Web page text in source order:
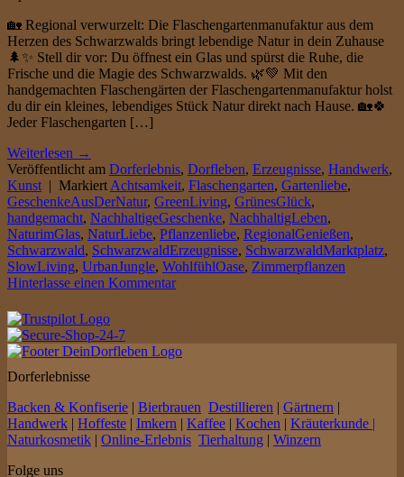
🏡 Regional verwurzelt: Die Flaschengartenmanufaktur aus dem
Herzen des Schwarzwalds bringt lebendige Natur in dein Zuhause
🌲✨ Stell dir vor: Du öffnest ein Glas und spürst die Ruhe, die
Frische und die Magie des Schwarzwalds. 🌿💚 Mit den
handgemachten Flaschengärten der Flaschengartenmanufaktur holst
du dir ein kleines, lebendiges Stück Natur direkt nach Hause. 🏡🍀
Jeder Flaschengarten […]
Weiterlesen →
Veröffentlicht am Dorferlebnis, Dorfleben, Erzeugnisse, Handwerk,
Kunst | Markiert Achtsamkeit, Flaschengarten, Gartenliebe,
GeschenkeAusDerNatur, GreenLiving, GrünesGlück,
handgemacht, NachhaltigeGeschenke, NachhaltigLeben,
NaturimGlas, NaturLiebe, Pflanzenliebe, RegionalGenießen,
Schwarzwald, SchwarzwaldErzeugnisse, SchwarzwaldMarktplatz,
SlowLiving, UrbanJungle, WohlfühlOase, Zimmerpflanzen
Hinterlasse einen Kommentar
Dorferlebnisse
Backen & Konfiserie | Bierbrauen Destillieren | Gärtnern |
Handwerk | Hoffeste | Imkern | Kaffee | Kochen | Kräuterkunde |
Naturkosmetik | Online-Erlebnis Tierhaltung | Winzern
Folge uns